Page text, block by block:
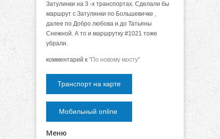
Затулинки на 3 -х транспортах. Сделали бы
маршрут с Затулинки по Большевичке ,
далее по Добро любова и до Татьяны
Снежной. А то и маршрутку #1021 тоже
убрали.
комментарий к "По новому мосту"
Транспорт на карте
Мобильный online
Меню